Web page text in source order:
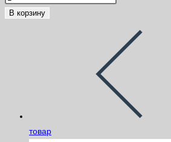
В корзину
товар